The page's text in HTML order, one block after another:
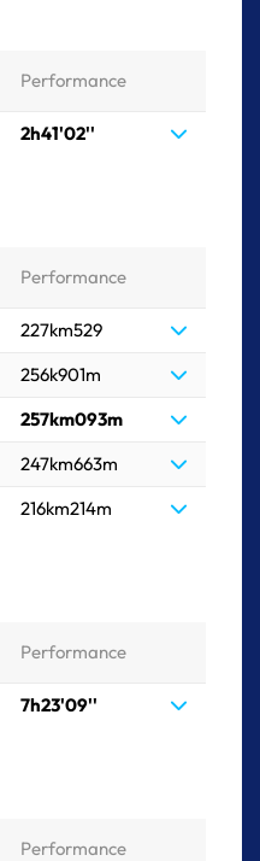
Performance
2h41'02''
Performance
227km529
256k901m
257km093m
247km663m
216km214m
Performance
7h23'09''
Performance